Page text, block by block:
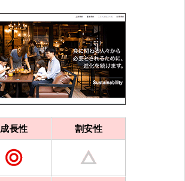
成長性 割安性